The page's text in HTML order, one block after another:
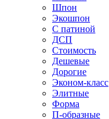
Шпон
Экошпон
С патиной
ДСП
Стоимость
Дешевые
Дорогие
Эконом-класс
Элитные
Форма
П-образные